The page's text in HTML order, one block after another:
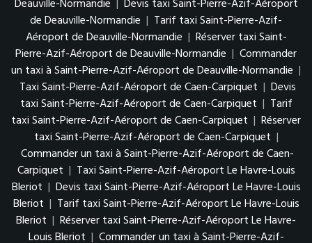
Deauville-Normandie | Devis taxi Saint-Pierre-Azif-Aéroport
de Deauville-Normandie | Tarif taxi Saint-Pierre-Azif-
Aéroport de Deauville-Normandie | Réserver taxi Saint-
Pierre-Azif-Aéroport de Deauville-Normandie | Commander
un taxi à Saint-Pierre-Azif-Aéroport de Deauville-Normandie |
Taxi Saint-Pierre-Azif-Aéroport de Caen-Carpiquet | Devis
taxi Saint-Pierre-Azif-Aéroport de Caen-Carpiquet | Tarif
taxi Saint-Pierre-Azif-Aéroport de Caen-Carpiquet | Réserver
taxi Saint-Pierre-Azif-Aéroport de Caen-Carpiquet |
Commander un taxi à Saint-Pierre-Azif-Aéroport de Caen-
Carpiquet | Taxi Saint-Pierre-Azif-Aéroport Le Havre-Louis
Bleriot | Devis taxi Saint-Pierre-Azif-Aéroport Le Havre-Louis
Bleriot | Tarif taxi Saint-Pierre-Azif-Aéroport Le Havre-Louis
Bleriot | Réserver taxi Saint-Pierre-Azif-Aéroport Le Havre-
Louis Bleriot | Commander un taxi à Saint-Pierre-Azif-